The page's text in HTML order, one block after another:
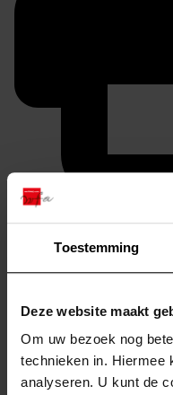
Toestemming
Deze website maakt
Om uw bezoek nog
technieken in. Hiermee
analyseren. U kunt de
Printen
duurzaam webadres
Inventaris
inv. nr. 3801-4000